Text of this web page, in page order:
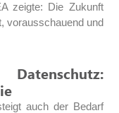
zeigte: Die Zukunft
vorausschauend und
auch der Bedarf